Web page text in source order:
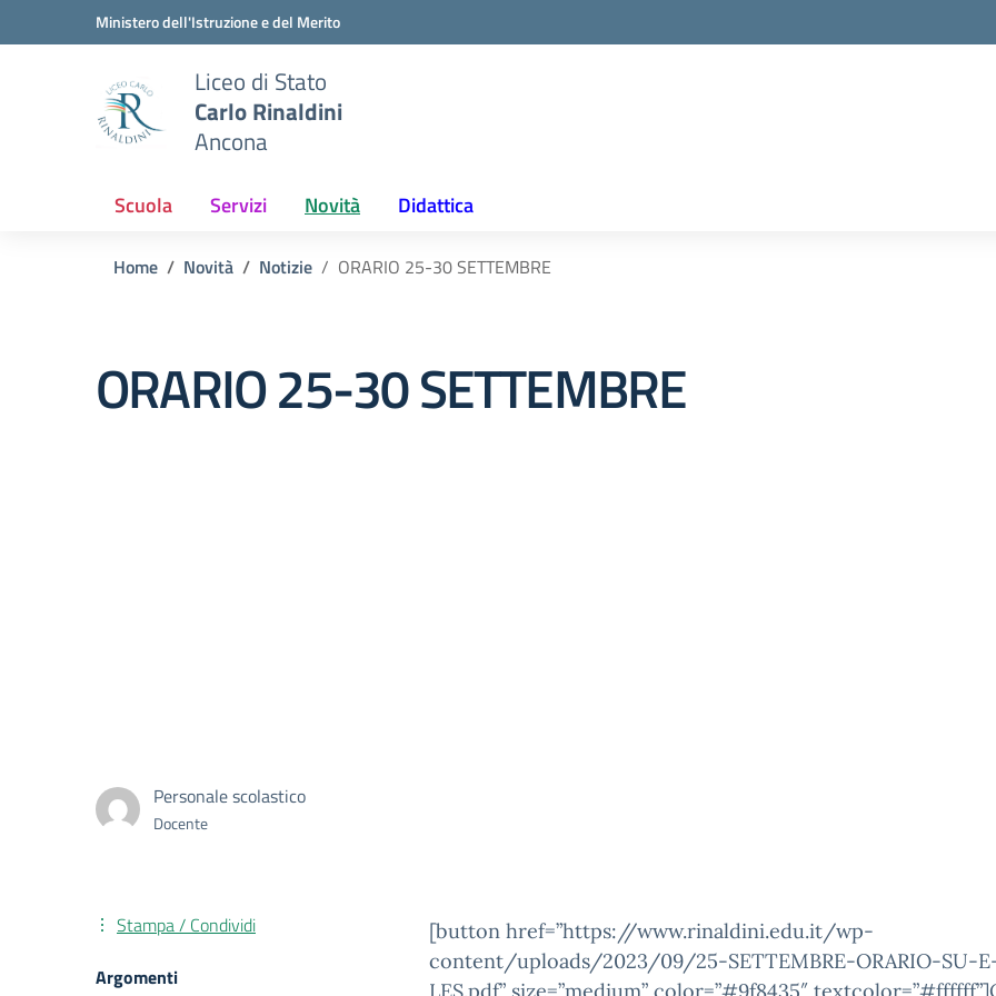
Vai ai contenuti
Vai al menu di navigazioneMinistero dell'Istruzione e del Merito
Liceo di Stato
Carlo Rinaldini
Ancona
Scuola Servizi Novità Didattica
Home Novità Notizie ORARIO 25-30 SETTEMBRE
ORARIO 25-30 SETTEMBRE
Personale scolastico
Docente
[button href=”https://www.rinaldini.edu.it/wp-
content/uploads/2023/09/25-SETTEMBRE-ORARIO-SU-
Stampa / Condividi
Argomenti